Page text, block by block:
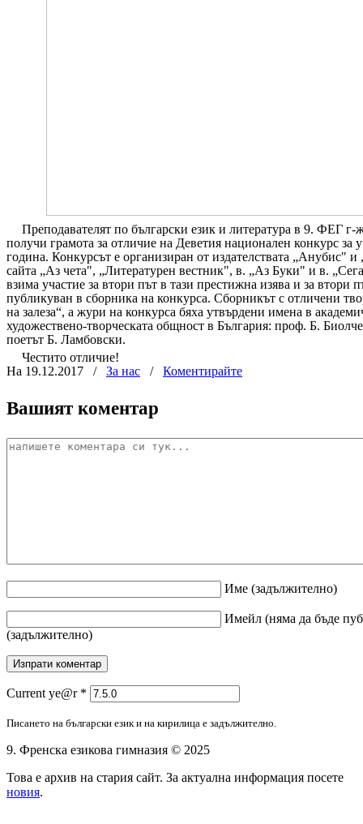
Преподавателят по български език и литература в 9. ФЕГ
получи грамота за отличие на Деветия национален конкурс за
година. Конкурсът е организиран от издателствата „Анубис" и
сайта „Аз чета", „Литературен вестник", в. „Аз Буки" и в.
взима участие за втори път в тази престижна изява и за втори
публикуван в сборника на конкурса. Сборникът с отличени
на залеза“, а жури на конкурса бяха утвърдени имена в
художествено-творческата общност в България: проф. Б.
поетът Б. Ламбовски.
Честито отличие!
На 19.12.2017
/ За нас / Коментирайте
Вашият коментар
Име (задължително)
Имейл (няма да бъде
(задължително)
Current ye@r *
Писането на български език и на кирилица е задължително.
9. Френска езикова гимназия © 2025
Това е архив на стария сайт. За актуална информация посете
новия.